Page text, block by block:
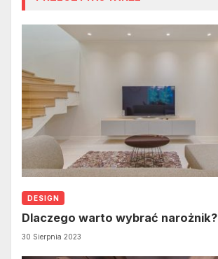
DESIGN
Dlaczego warto wybrać narożnik?
30 Sierpnia 2023